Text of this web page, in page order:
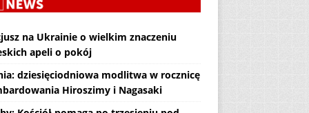
na Ukrainie o wielkim znaczeniu
apeli o pokój
dziesięciodniowa modlitwa w rocznicę
Hiroszimy i Nagasaki